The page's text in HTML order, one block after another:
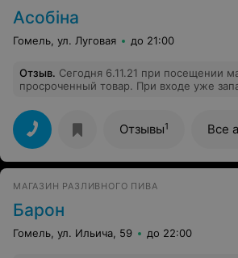
Асобiна
Гомель, ул. Луговая до 21:00
Отзыв. Сегодня 6.11.21 при посещении
просроченный товар. При входе уже запах
ужасно.
Отзывы1 Все
МАГАЗИН РАЗЛИВНОГО ПИВА
Барон
Гомель, ул. Ильича, 59 до 22:00